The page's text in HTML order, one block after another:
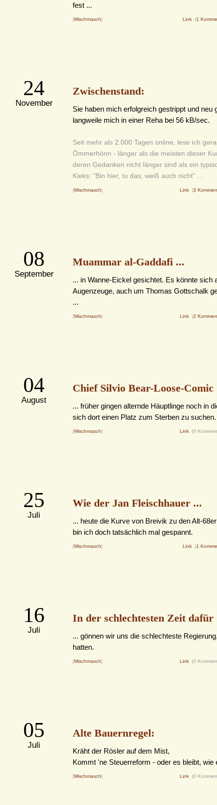
fest ...
[Mischmasch] Link (1
24
November
Zwischenstand:
Sie haben mich erfolgreich gestrippt und neu
langweile mich in einer Reha bei 56 kB/sec.
Seit mehr als 2.000 Tagen online, lese ich
Ömmerhönn - länger als die meisten dieser
deren Gedanken nicht länger sind als ein
Kieks: "Bin hier, tu das, weiß auch nicht" ...
[Mischmasch] Link (3
08
September
Muammar al-Gaddafi ...
... in Wanne-Eickel gesichtet. Es könnte sich
Augenzeuge, auch um Thomas Gottschalk
...
[Mischmasch] Link (2
04
August
Chief Silvio Bear-Loose-Comic
... früher gingen alternde Häuptlinge noch in
sich dort einen Platz zum Sterben zu suchen.
[Mischmasch] Link (0
25
Juli
Wie der Jan Fleischhauer ...
... heute die Kurve von Breivik zu den Alt-
bin ich doch tatsächlich mal gespannt.
[Mischmasch] Link (1
16
Juli
In der schlechtesten Zeit dafür
... gönnen wir uns die schlechteste
hatten.
[Mischmasch] Link (0
05
Juli
Alte Bauernregel:
Kräht der Rösler auf dem Mist,
Kommt 'ne Steuerreform - oder es bleibt, wie
[Mischmasch] Link (0